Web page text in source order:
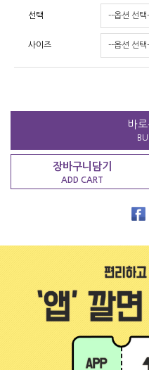
선택
사이즈
바로
장바구니담기
ADD CART